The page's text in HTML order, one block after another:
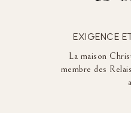
EXIGENCE
La maison
membre des